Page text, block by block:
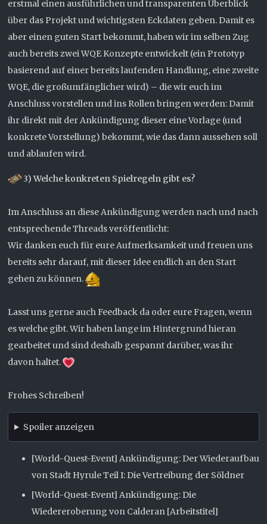
erstmal einen ausführlichen und transparenten Überblick
über das Projekt und wichtigsten Eckdaten geben. Damit es
aber einen guten Start bekommt, haben wir im selben Zug
auch bereits zwei WQE Konzepte entwickelt (ein Prototyp
basierend auf einer bereits laufenden Handlung, eine zweite
WQE, die großumfänglicher wird) – die wir euch im
Anschluss vorstellen und ins Rollen bringen werden: Damit
ihr direkt mit der Ankündigung dieser eine Vorlage (und
konkrete Vorstellung) bekommt, wie das dann aussehen soll
und ablaufen wird.
3) Welche konkreten Spielregeln gibt es?
Im Anschluss an diese Ankündigung werden nach und nach
entsprechende Threads veröffentlicht:
Wir danken euch für eure Aufmerksamkeit und freuen uns
bereits sehr darauf, mit dieser Idee endlich an den Start
gehen zu können.
Lasst uns gerne auch Feedback da oder eure Fragen, wenn
es welche gibt. Wir haben lange im Hintergrund hieran
gearbeitet und sind deshalb gespannt darüber, was ihr
davon haltet.
Frohes Schreiben!
Spoiler anzeigen
[World-Quest-Event] Ankündigung: Der Wiederaufbau
von Stadt Hyrule Teil I: Die Vertreibung der Söldner
[World-Quest-Event] Ankündigung: Die
Wiedereroberung von Calderan [Arbeitstitel]